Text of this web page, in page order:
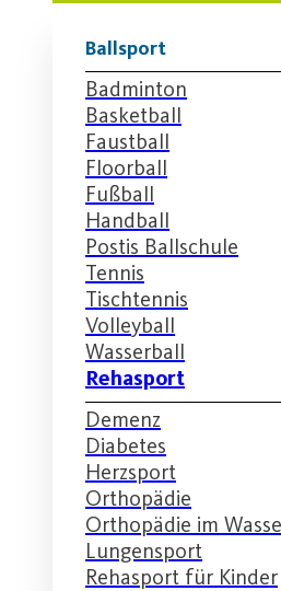
Ballsport
Badminton
Basketball
Faustball
Floorball
Fußball
Handball
Postis Ballschule
Tennis
Tischtennis
Volleyball
Wasserball
Rehasport
Demenz
Diabetes
Herzsport
Orthopädie
Orthopädie im
Lungensport
Rehasport für Kinder